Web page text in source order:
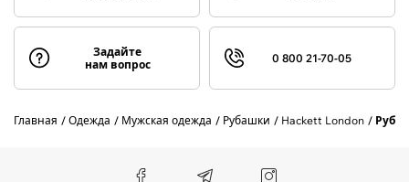
Задайте
нам вопрос
0 800 21-70-05
Главная Одежда Мужская одежда Рубашки Hackett London